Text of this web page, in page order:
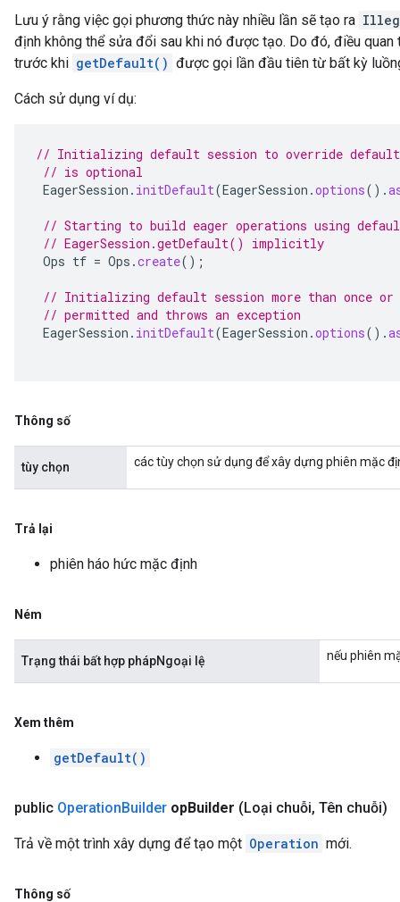
Lưu ý rằng việc gọi phương thức này nhiều lần sẽ tạo ra
định không thể sửa đổi sau khi nó được tạo. Do đó, điều
trước khi getDefault() được gọi lần đầu tiên từ bất kỳ
Cách sử dụng ví dụ:
// Initializing default session to override
// is optional
EagerSession . initDefault(EagerSession .options().
// Starting to build eager operations using
// EagerSession.getDefault() implicitly
Ops tf = Ops .create();
// Initializing default session more than once
// permitted and throws an exception
EagerSession . initDefault(EagerSession .options().
Thông số
tùy chọn các tùy chọn sử dụng để xây dựng phiên mặc
Trả lại
phiên háo hức mặc định
Ném
Trạng thái bất hợp phápNgoại lệ nếu phiên
Xem thêm
getDefault()
public OperationBuilder opBuilder (Loại chuỗi, Tên chuỗi)
Trả về một trình xây dựng để tạo một Operation mới.
Thông số